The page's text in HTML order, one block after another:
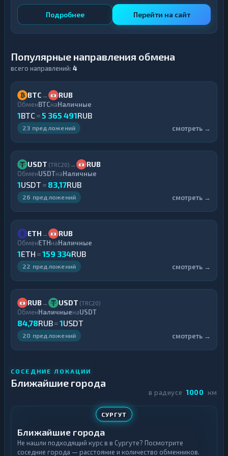
Подробнее Перейти на сайт
Популярные направления обмена
всего направлений: 4
BTC → RUB
ОбменBTCнаНаличные
1BTC=5 365 491RUB
23 предложений смотреть →
USDT (TRC20) → RUB
ОбменUSDTнаНаличные
1USDT= 83,17RUB
26 предложений смотреть →
ETH → RUB
ОбменETHнаНаличные
1ETH =159 334RUB
22 предложений смотреть →
RUB→ USDT (TRC20)
ОбменНаличныенаUSDT
84,78RUB=1USDT
20 предложений смотреть →
СОСЕДНИЕ ЛОКАЦИИ
Ближайшие города
в радиусе 1000 км
Ближайшие города
Не нашли подходящий курс в в Сургуте? Посмотрите
соседние города — расстояние и количество обменников.
СУРГУТ